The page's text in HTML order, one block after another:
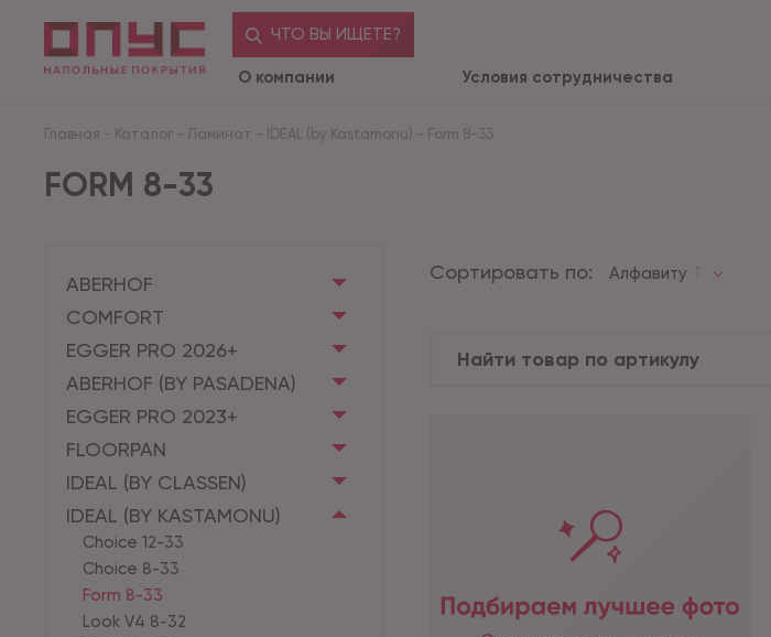
ЧТО ВЫ ИЩЕТЕ?
О компании Условия сотрудничества
Главная - Каталог - Ламинат - IDEAL (by Kastamonu) - Form 8-33
FORM 8-33
ABERHOF
COMFORT
EGGER PRO 2026+
ABERHOF (BY PASADENA)
EGGER PRO 2023+
FLOORPAN
IDEAL (BY CLASSEN)
IDEAL (BY KASTAMONU)
Choice 12-33
Choice 8-33
Form 8-33
Look V4 8-32
Сортировать по: Алфавиту